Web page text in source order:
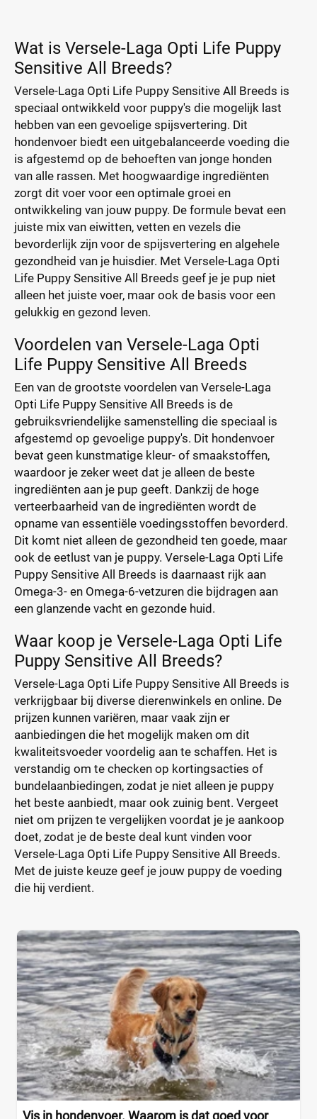
Wat is Versele-Laga Opti Life Puppy
Sensitive All Breeds?
Versele-Laga Opti Life Puppy Sensitive All Breeds is
speciaal ontwikkeld voor puppy's die mogelijk last
hebben van een gevoelige spijsvertering. Dit
hondenvoer biedt een uitgebalanceerde voeding die
is afgestemd op de behoeften van jonge honden
van alle rassen. Met hoogwaardige ingrediënten
zorgt dit voer voor een optimale groei en
ontwikkeling van jouw puppy. De formule bevat een
juiste mix van eiwitten, vetten en vezels die
bevorderlijk zijn voor de spijsvertering en algehele
gezondheid van je huisdier. Met Versele-Laga Opti
Life Puppy Sensitive All Breeds geef je je pup niet
alleen het juiste voer, maar ook de basis voor een
gelukkig en gezond leven.
Voordelen van Versele-Laga Opti
Life Puppy Sensitive All Breeds
Een van de grootste voordelen van Versele-Laga
Opti Life Puppy Sensitive All Breeds is de
gebruiksvriendelijke samenstelling die speciaal is
afgestemd op gevoelige puppy's. Dit hondenvoer
bevat geen kunstmatige kleur- of smaakstoffen,
waardoor je zeker weet dat je alleen de beste
ingrediënten aan je pup geeft. Dankzij de hoge
verteerbaarheid van de ingrediënten wordt de
opname van essentiële voedingsstoffen bevorderd.
Dit komt niet alleen de gezondheid ten goede, maar
ook de eetlust van je puppy. Versele-Laga Opti Life
Puppy Sensitive All Breeds is daarnaast rijk aan
Omega-3- en Omega-6-vetzuren die bijdragen aan
een glanzende vacht en gezonde huid.
Waar koop je Versele-Laga Opti Life
Puppy Sensitive All Breeds?
Versele-Laga Opti Life Puppy Sensitive All Breeds is
verkrijgbaar bij diverse dierenwinkels en online. De
prijzen kunnen variëren, maar vaak zijn er
aanbiedingen die het mogelijk maken om dit
kwaliteitsvoeder voordelig aan te schaffen. Het is
verstandig om te checken op kortingsacties of
bundelaanbiedingen, zodat je niet alleen je puppy
het beste aanbiedt, maar ook zuinig bent. Vergeet
niet om prijzen te vergelijken voordat je je aankoop
doet, zodat je de beste deal kunt vinden voor
Versele-Laga Opti Life Puppy Sensitive All Breeds.
Met de juiste keuze geef je jouw puppy de voeding
die hij verdient.
Vis in hondenvoer. Waarom is dat goed voor